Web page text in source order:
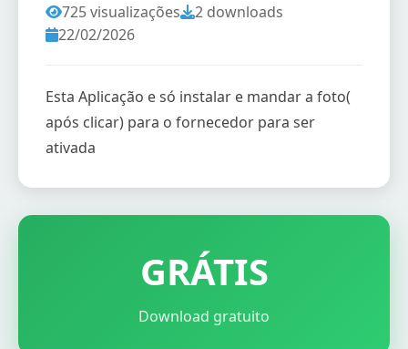
725 visualizações
2 downloads
22/02/2026
Esta Aplicação e só instalar e mandar a foto(
após clicar) para o fornecedor para ser
ativada
GRÁTIS
Download gratuito